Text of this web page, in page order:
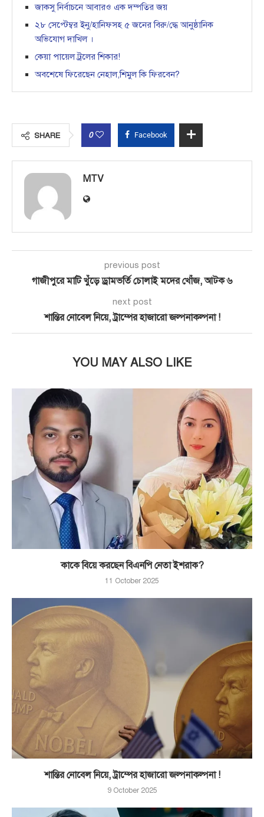
জাকসু নির্বাচনে আবারও এক দম্পতির জয়
২৮ সেপ্টেম্বর ইনু/হানিফসহ ৫ জনের বিরু/দ্ধে আনুষ্ঠানিক
অভিযোগ দাখিল ।
কেয়া পায়েল ট্রলের শিকার!
অবশেষে ফিরেছেন নেহাল,শিমুল কি ফিরবেন?
SHARE 0 Facebook
MTV
previous post
গাজীপুরে মাটি খুঁড়ে ড্রামভর্তি চোলাই মদের খোঁজ, আটক ৬
next post
শান্তির নোবেল নিয়ে, ট্রাম্পের হাজারো জল্পনাকল্পনা !
YOU MAY ALSO LIKE
কাকে বিয়ে করছেন বিএনপি নেতা ইশরাক?
11 October 2025
শান্তির নোবেল নিয়ে, ট্রাম্পের হাজারো জল্পনাকল্পনা !
9 October 2025